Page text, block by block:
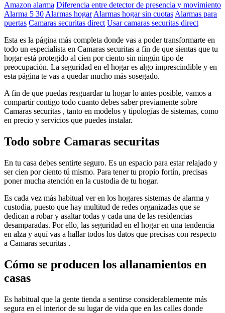
Amazon alarma Diferencia entre detector de presencia y movimiento
Alarma 5 30 Alarmas hogar Alarmas hogar sin cuotas Alarmas para
puertas Camaras securitas direct Usar camaras securitas direct
Esta es la página más completa donde vas a poder transformarte en
todo un especialista en Camaras securitas a fin de que sientas que tu
hogar está protegido al cien por ciento sin ningún tipo de
preocupación. La seguridad en el hogar es algo imprescindible y en
esta página te vas a quedar mucho más sosegado.
A fin de que puedas resguardar tu hogar lo antes posible, vamos a
compartir contigo todo cuanto debes saber previamente sobre
Camaras securitas , tanto en modelos y tipologías de sistemas, como
en precio y servicios que puedes instalar.
Todo sobre Camaras securitas
En tu casa debes sentirte seguro. Es un espacio para estar relajado y
ser cien por ciento tú mismo. Para tener tu propio fortín, precisas
poner mucha atención en la custodia de tu hogar.
Es cada vez más habitual ver en los hogares sistemas de alarma y
custodia, puesto que hay multitud de redes organizadas que se
dedican a robar y asaltar todas y cada una de las residencias
desamparadas. Por ello, las seguridad en el hogar en una tendencia
en alza y aquí vas a hallar todos los datos que precisas con respecto
a Camaras securitas .
Cómo se producen los allanamientos en
casas
Es habitual que la gente tienda a sentirse considerablemente más
segura en el interior de su lugar de vida que en las calles donde